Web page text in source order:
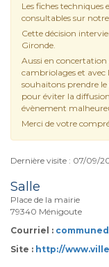
Les fiches
consultables sur
Cette décision
Gironde.
Aussi en concertation
cambriolages et avec
souhaitons prendre
pour éviter la
évènement
Merci de votre
Dernière visite : 07/09/
Salle
Place de la mairie
79340 Ménigoute
Courriel :
Site : http://